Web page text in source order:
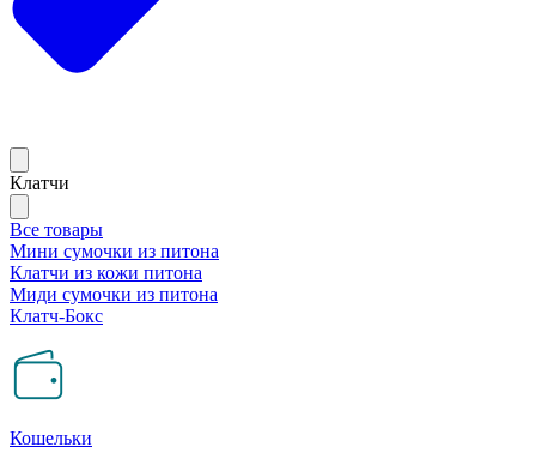
Клатчи
Все товары
Мини сумочки из питона
Клатчи из кожи питона
Миди сумочки из питона
Клатч-Бокс
Кошельки